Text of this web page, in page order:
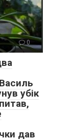
0
убік
дав